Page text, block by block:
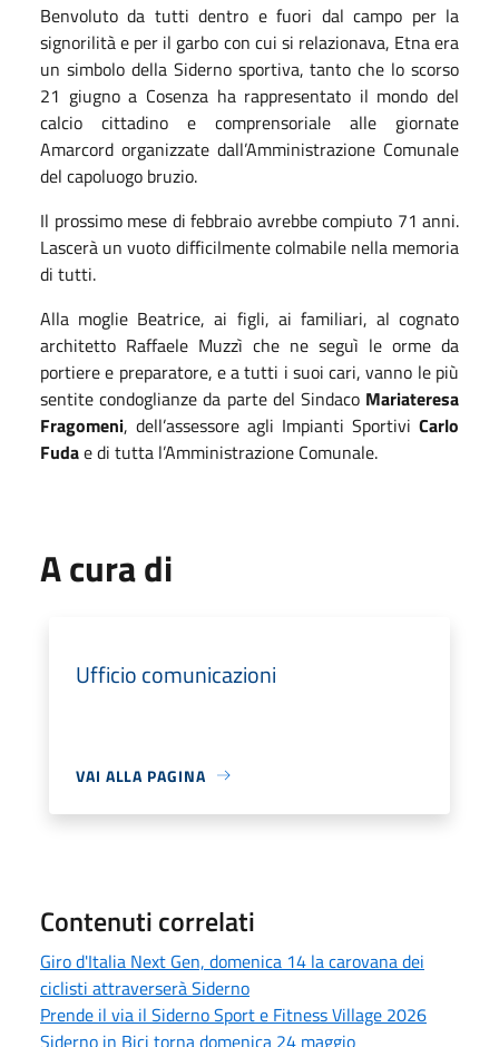
Benvoluto da tutti dentro e fuori dal campo per la
signorilità e per il garbo con cui si relazionava, Etna era
un simbolo della Siderno sportiva, tanto che lo scorso
21 giugno a Cosenza ha rappresentato il mondo del
calcio cittadino e comprensoriale alle giornate
Amarcord organizzate dall’Amministrazione Comunale
del capoluogo bruzio.
Il prossimo mese di febbraio avrebbe compiuto 71 anni.
Lascerà un vuoto difficilmente colmabile nella memoria
di tutti.
Alla moglie Beatrice, ai figli, ai familiari, al cognato
architetto Raffaele Muzzì che ne seguì le orme da
portiere e preparatore, e a tutti i suoi cari, vanno le più
sentite condoglianze da parte del Sindaco Mariateresa
Fragomeni, dell’assessore agli Impianti Sportivi Carlo
Fudae di tutta l’Amministrazione Comunale.
A cura di
Ufficio comunicazioni
VAI ALLA PAGINA
Contenuti correlati
Giro d'Italia Next Gen, domenica 14 la carovana dei
ciclisti attraverserà Siderno
Prende il via il Siderno Sport e Fitness Village 2026
Siderno in Bici torna domenica 24 maggio